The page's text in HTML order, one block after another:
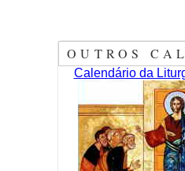
OUTROS
Calendário da